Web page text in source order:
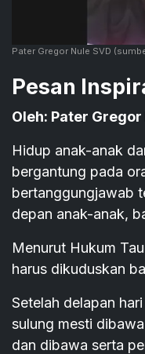
Pater Gregor Nule SVD
Pesan
Oleh: Pater Gregor
Hidup anak-anak
bergantung pada
bertanggungjawab
depan anak-anak,
Menurut Hukum
harus dikuduskan
Setelah delapan
sulung mesti
dan dibawa serta